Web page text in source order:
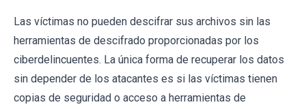
Las víctimas no pueden descifrar sus archivos sin las
herramientas de descifrado proporcionadas por los
ciberdelincuentes. La única forma de recuperar los datos
sin depender de los atacantes es si las víctimas tienen
copias de seguridad o acceso a herramientas de